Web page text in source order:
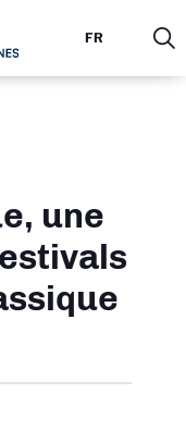
FR
une